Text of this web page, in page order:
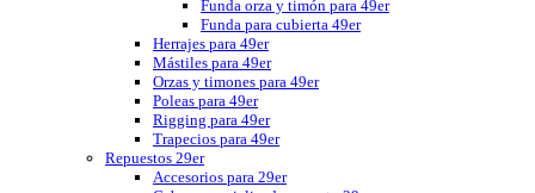
Funda orza y timón para 49er
Funda para cubierta 49er
Herrajes para 49er
Mástiles para 49er
Orzas y timones para 49er
Poleas para 49er
Rigging para 49er
Trapecios para 49er
Repuestos 29er
Accesorios para 29er